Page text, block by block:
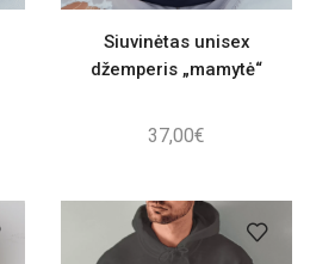
Siuvinėtas unisex
džemperis „mamytė“
37,00€